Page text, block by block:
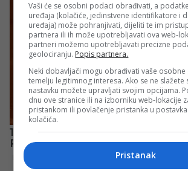
Vaši će se osobni podaci obrađivati, a
uređaja (kolačiće, jedinstvene identifikatore i
uređaja) može pohranjivati, dijeliti te im
partnera ili ih može upotrebljavati ova web-
partneri možemo upotrebljavati precizne
geolociranju. Popis partnera.
Neki dobavljači mogu obrađivati vaše osobne
temelju legitimnog interesa. Ako se ne slažete
nastavku možete upravljati svojim opcijama.
dnu ove stranice ili na izborniku web-lokacije
pristankom ili povlačenje pristanka u
kolačića.
Pristanak